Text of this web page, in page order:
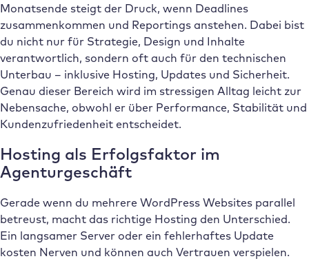
Monatsende steigt der Druck, wenn Deadlines
zusammenkommen und Reportings anstehen. Dabei bist
du nicht nur für Strategie, Design und Inhalte
verantwortlich, sondern oft auch für den technischen
Unterbau – inklusive Hosting, Updates und Sicherheit.
Genau dieser Bereich wird im stressigen Alltag leicht zur
Nebensache, obwohl er über Performance, Stabilität und
Kundenzufriedenheit entscheidet.
Hosting als Erfolgsfaktor im
Agenturgeschäft
Gerade wenn du mehrere WordPress Websites parallel
betreust, macht das richtige Hosting den Unterschied.
Ein langsamer Server oder ein fehlerhaftes Update
kosten Nerven und können auch Vertrauen verspielen.